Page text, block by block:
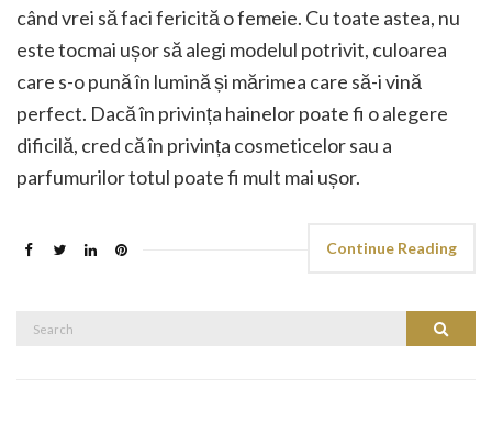
când vrei să faci fericită o femeie. Cu toate astea, nu
este tocmai ușor să alegi modelul potrivit, culoarea
care s-o pună în lumină și mărimea care să-i vină
perfect. Dacă în privința hainelor poate fi o alegere
dificilă, cred că în privința cosmeticelor sau a
parfumurilor totul poate fi mult mai ușor.
Continue Reading
Search